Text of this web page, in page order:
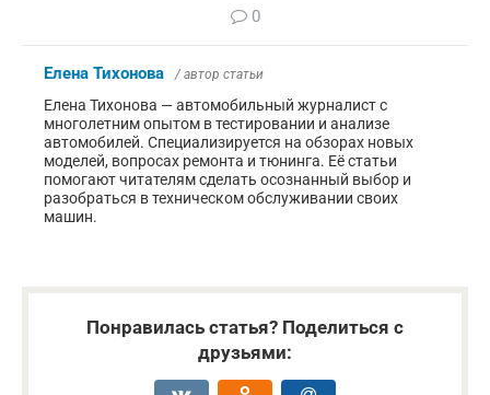
0
Елена Тихонова / автор статьи
Елена Тихонова — автомобильный журналист с
многолетним опытом в тестировании и анализе
автомобилей. Специализируется на обзорах новых
моделей, вопросах ремонта и тюнинга. Её статьи
помогают читателям сделать осознанный выбор и
разобраться в техническом обслуживании своих
машин.
Понравилась статья? Поделиться с
друзьями: